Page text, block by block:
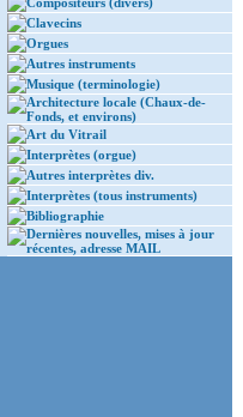
Clavecins
Orgues
Autres instruments
Musique (terminologie)
Architecture locale (Chaux-de-
Fonds, et environs)
Art du Vitrail
Interprètes (orgue)
Autres interprètes div.
Interprètes (tous instruments)
Bibliographie
Dernières nouvelles, mises à jour
récentes, adresse MAIL